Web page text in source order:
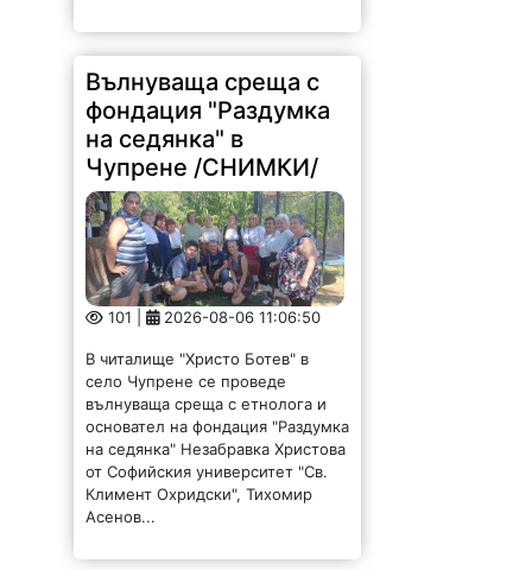
Вълнуваща среща с
фондация "Раздумка
на седянка" в
Чупрене /СНИМКИ/
101 | 2026-08-06 11:06:50
В читалище "Христо Ботев" в
село Чупрене се проведе
вълнуваща среща с етнолога и
основател на фондация "Раздумка
на седянка" Незабравка Христова
от Софийския университет "Св.
Климент Охридски", Тихомир
Асенов...